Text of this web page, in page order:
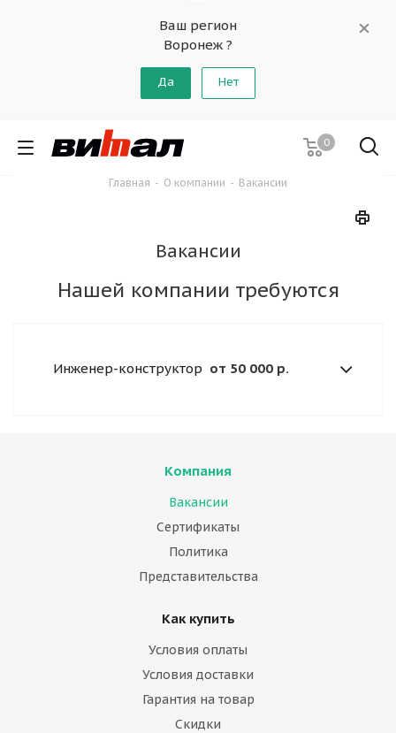
Ваш регион
Воронеж ?
Да Нет
0
Главная - О компании - Вакансии
Вакансии
Нашей компании требуются
Инженер-конструктор от 50 000 р.
Компания
Вакансии
Сертификаты
Политика
Представительства
Как купить
Условия оплаты
Условия доставки
Гарантия на товар
Скидки